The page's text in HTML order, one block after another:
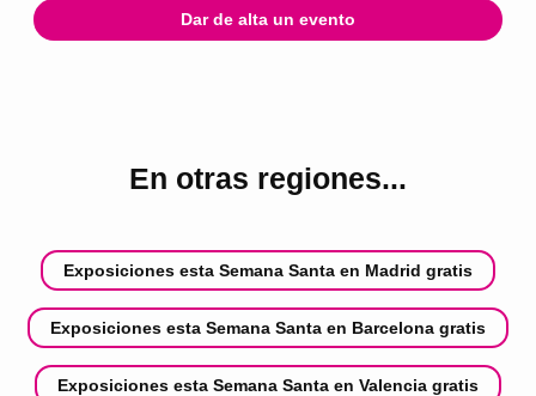
Dar de alta un evento
En otras regiones...
Exposiciones esta Semana Santa en Madrid gratis
Exposiciones esta Semana Santa en Barcelona gratis
Exposiciones esta Semana Santa en Valencia gratis